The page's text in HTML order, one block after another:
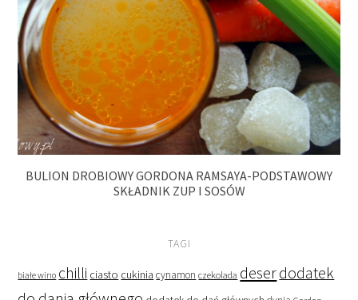
BULION DROBIOWY GORDONA RAMSAYA-PODSTAWOWY
SKŁADNIK ZUP I SOSÓW
TAGI
białe wino chilli ciasto cukinia cynamon czekolada deserdodatek